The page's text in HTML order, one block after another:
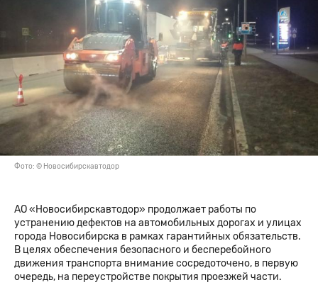
Фото: © Новосибирскавтодор
АО «Новосибирскавтодор» продолжает работы по
устранению дефектов на автомобильных дорогах и улицах
города Новосибирска в рамках гарантийных обязательств.
В целях обеспечения безопасного и бесперебойного
движения транспорта внимание сосредоточено, в первую
очередь, на переустройстве покрытия проезжей части.